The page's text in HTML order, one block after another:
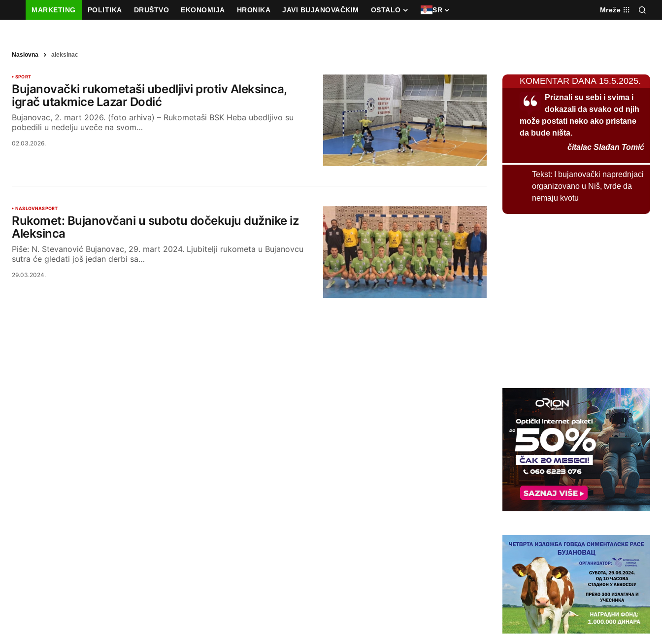
MARKETING POLITIKA DRUŠTVO EKONOMIJA HRONIKA JAVI BUJANOVAČKIM OSTALO SR Mreže
Naslovna aleksinac
SPORT
Bujanovački rukometaši ubedljivi protiv Aleksinca,
igrač utakmice Lazar Dodić
Bujanovac, 2. mart 2026. (foto arhiva) – Rukometaši BSK Heba ubedljivo su
pobedili u nedelju uveče na svom…
02.03.2026.
NASLOVNASPORT
Rukomet: Bujanovčani u subotu dočekuju dužnike iz
Aleksinca
Piše: N. Stevanović Bujanovac, 29. mart 2024. Ljubitelji rukometa u Bujanovcu
sutra će gledati još jedan derbi sa…
29.03.2024.
KOMENTAR DANA 15.5.2025.
Priznali su sebi i svima i
dokazali da svako od njih
može postati neko ako pristane
da bude ništa.
čitalac Slađan Tomić
Tekst:
I bujanovački naprednjaci
organizovano u Niš, tvrde da
nemaju kvotu